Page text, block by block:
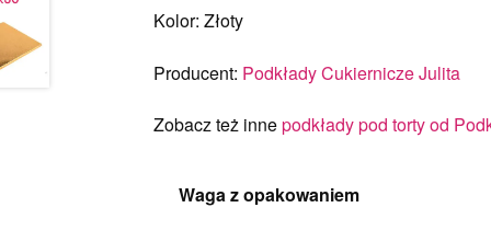
Kolor: Złoty
Producent: Podkłady Cukiernicze Julita
Zobacz też innepodkłady pod torty od
Waga z opakowaniem